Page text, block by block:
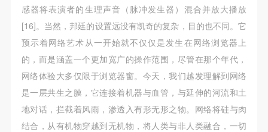
感器将表演者的生理声音（脉冲发生器）混合并放大播放
[16]。当然，邦廷的设置远没有凯奇的复杂，目的也不同。它
预示着网络艺术从一开始就不仅仅是发生在网络浏览器上
的，而是涵盖一个更加宽广的操作范围，尽管在那个年代，
网络体验大多仅限于浏览器窗。今天，我们越发理解到网络
是一层共生之膜，它连接着机器与血管，与延伸的河流和土
地对话，拦截着风雨，渗透入有形无形之物。网络将硅与肉
结合，从有机物穿越到无机物，将人类与非人类融合，一切